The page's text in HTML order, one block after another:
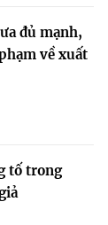
đủ mạnh,
về xuất
tố trong